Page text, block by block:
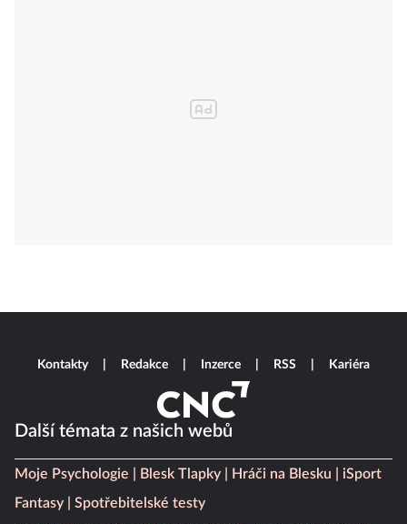
Další témata z našich webů
Moje Psychologie Blesk Tlapky Hráči na Blesku
iSport
Fantasy
Spotřebitelské testy
Kontakty Redakce Inzerce RSS Kariéra